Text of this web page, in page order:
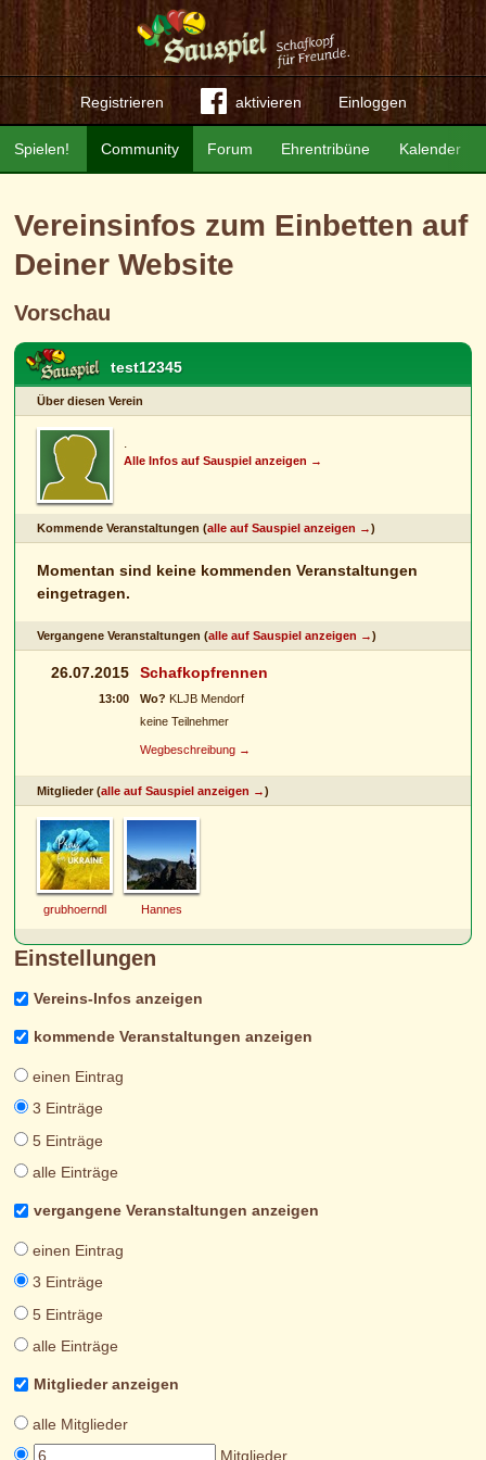
Registrieren aktivieren Einloggen
Community Forum Ehrentribüne Kalender
Spielen!
Vereinsinfos zum Einbetten auf
Deiner Website
Vorschau
test12345
Über diesen Verein
.
Alle Infos auf Sauspiel anzeigen →
Kommende Veranstaltungen (alle auf Sauspiel anzeigen →)
Momentan sind keine kommenden Veranstaltungen
eingetragen.
Vergangene Veranstaltungen (alle auf Sauspiel anzeigen →)
26.07.2015
13:00
Schafkopfrennen
Wo? KLJB Mendorf
keine Teilnehmer
Wegbeschreibung →
Mitglieder (alle auf Sauspiel anzeigen →)
grubhoerndl Hannes
Einstellungen
Vereins-Infos anzeigen
kommende Veranstaltungen anzeigen
einen Eintrag
3 Einträge
5 Einträge
alle Einträge
vergangene Veranstaltungen anzeigen
einen Eintrag
3 Einträge
5 Einträge
alle Einträge
Mitglieder anzeigen
alle Mitglieder
Mitglieder